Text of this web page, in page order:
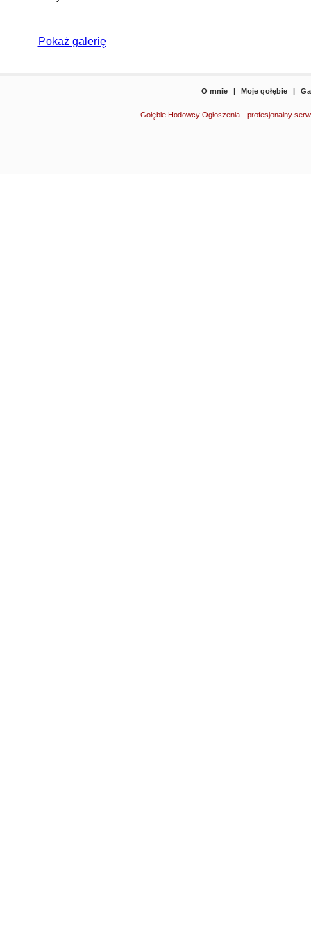
Pokaż galerię
O mnie | Moje gołębie |
Gołębie Hodowcy Ogłoszenia - profesjonalny